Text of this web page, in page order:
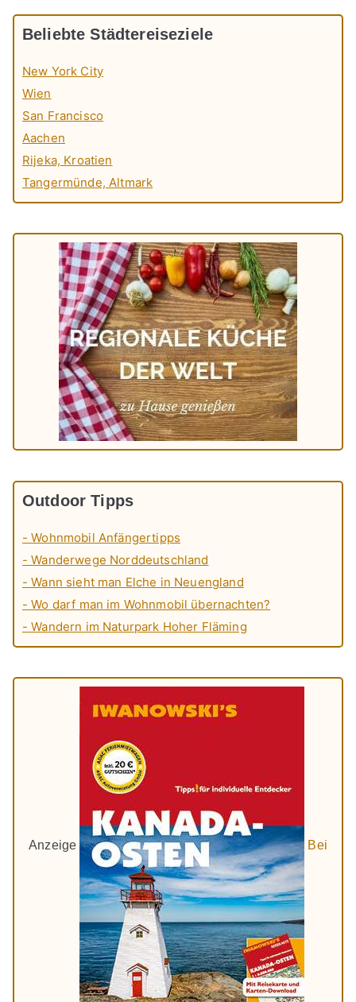
Beliebte Städtereiseziele
New York City
Wien
San Francisco
Aachen
Rijeka, Kroatien
Tangermünde, Altmark
Outdoor Tipps
- Wohnmobil Anfängertipps
- Wanderwege Norddeutschland
- Wann sieht man Elche in Neuengland
- Wo darf man im Wohnmobil übernachten?
- Wandern im Naturpark Hoher Fläming
Anzeige Bei